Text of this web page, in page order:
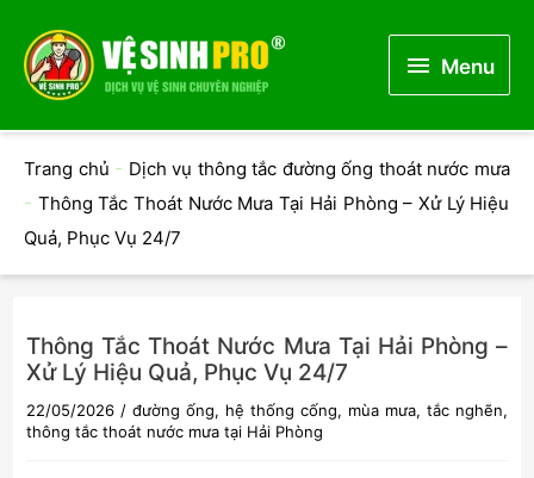
MenuMenu
Trang chủ - Dịch vụ thông tắc đường ống thoát nước mưa
- Thông Tắc Thoát Nước Mưa Tại Hải Phòng – Xử Lý Hiệu
Quả, Phục Vụ 24/7
Thông Tắc Thoát Nước Mưa Tại Hải Phòng –
Xử Lý Hiệu Quả, Phục Vụ 24/7
22/05/2026/ đường ống, hệ thống cống, mùa mưa,tắc nghẽn,
thông tắc thoát nước mưa tại Hải Phòng